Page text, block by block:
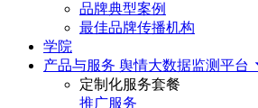
品牌典型案例
最佳品牌传播机构
学院
产品与服务 舆情大数据监测平台
定制化服务套餐
推广服务